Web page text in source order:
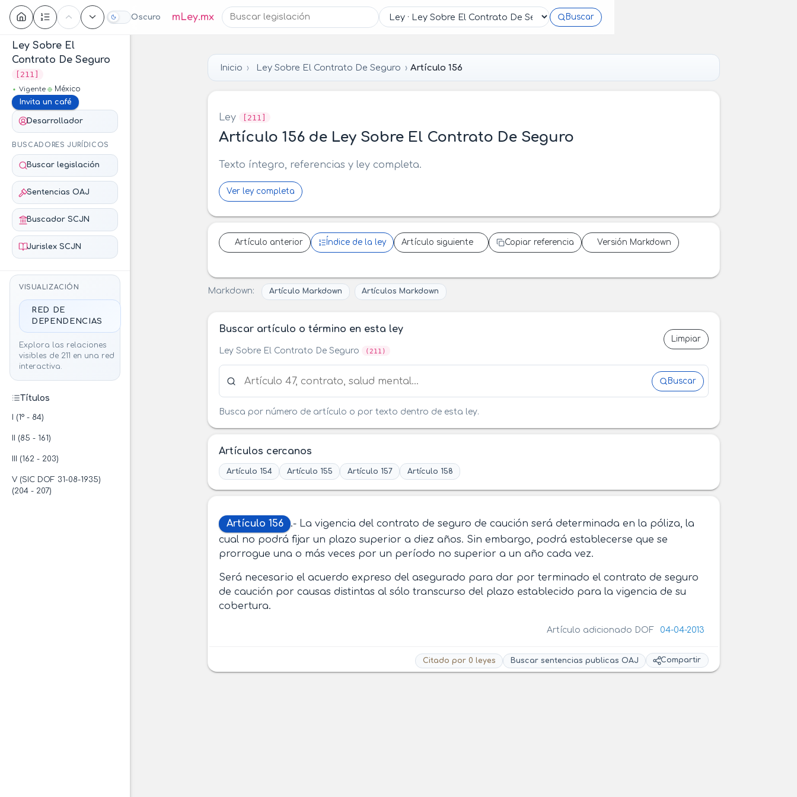
Oscuro mLey.mx Buscar
Contenido
Ley Sobre El
Contrato De Seguro
[211]
Vigente
México
Invita un café
Desarrollador
BUSCADORES JURÍDICOS
Buscar legislación
Sentencias OAJ
Buscador SCJN
Jurislex SCJN
VISUALIZACIÓN
RED DE
DEPENDENCIAS
Explora las relaciones
visibles de 211 en una red
interactiva.
Títulos
I (1° - 84)
II (85 - 161)
III (162 - 203)
V (SIC DOF 31-08-1935)
(204 - 207)
Inicio Ley Sobre El Contrato De Seguro Artículo 156
Ley [211]
Artículo 156 de Ley Sobre El Contrato De Seguro
Texto íntegro, referencias y ley completa.
Ver ley completa
Artículo anterior Índice de la ley Artículo siguiente Copiar referencia Versión Markdown
Markdown: Artículo Markdown Artículos Markdown
Buscar artículo o término en esta ley
Ley Sobre El Contrato De Seguro (211)
Limpiar
Buscar
Busca por número de artículo o por texto dentro de esta ley.
Artículos cercanos
Artículo 154 Artículo 155 Artículo 157 Artículo 158
Artículo 156
.- La vigencia del contrato de seguro de caución será determinada en la póliza, la
cual no podrá fijar un plazo superior a diez años. Sin embargo, podrá establecerse que se
prorrogue una o más veces por un período no superior a un año cada vez.
Será necesario el acuerdo expreso del asegurado para dar por terminado el contrato de seguro
de caución por causas distintas al sólo transcurso del plazo establecido para la vigencia de su
cobertura.
Artículo adicionado DOF 04-04-2013
Citado por 0 leyes Buscar sentencias publicas OAJ Compartir